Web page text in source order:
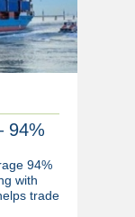
94%
94%
with
trade